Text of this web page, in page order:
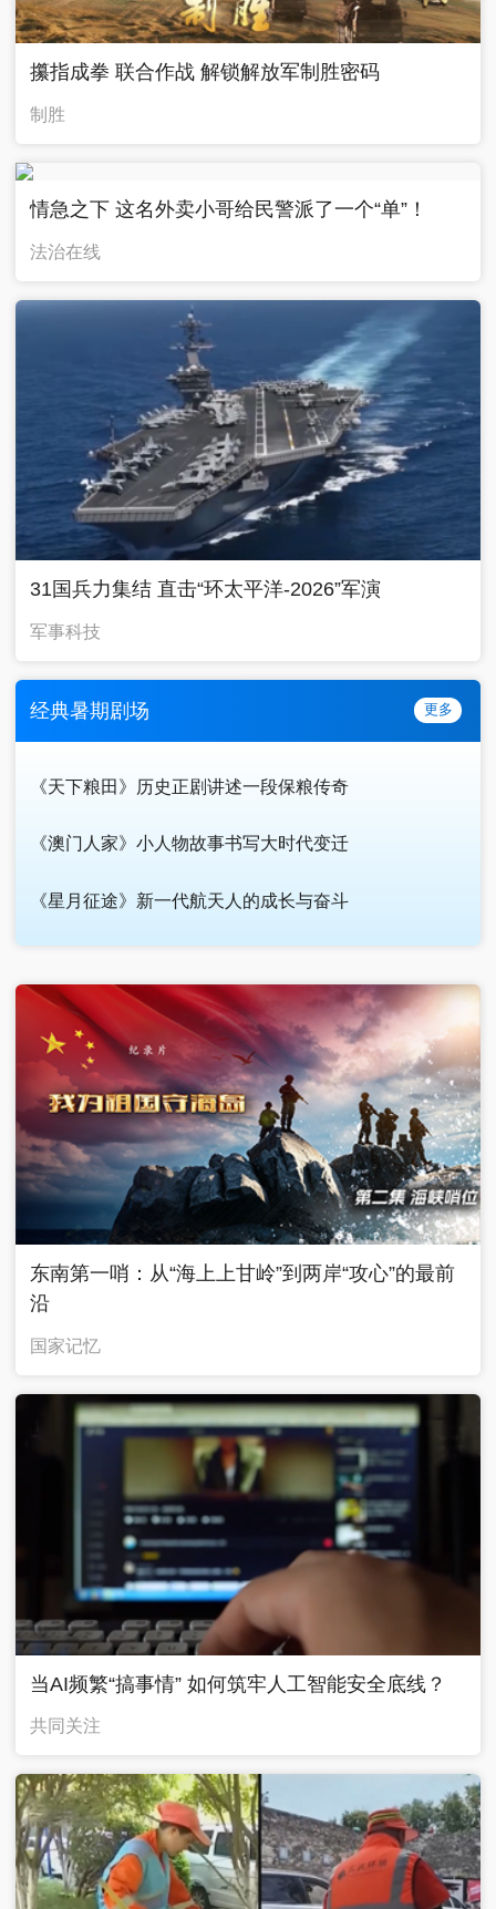
攥指成拳 联合作战 解锁解放军制胜密码
制胜
情急之下 这名外卖小哥给民警派了一个“单”！
法治在线
31国兵力集结 直击“环太平洋-2026”军演
军事科技
经典暑期剧场 更多
《天下粮田》历史正剧讲述一段保粮传奇
《澳门人家》小人物故事书写大时代变迁
《星月征途》新一代航天人的成长与奋斗
东南第一哨：从“海上上甘岭”到两岸“攻心”的最前
沿
国家记忆
当AI频繁“搞事情” 如何筑牢人工智能安全底线？
共同关注